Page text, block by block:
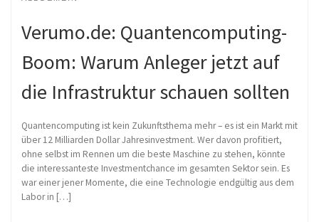
Verumo.de: Quantencomputing-
Boom: Warum Anleger jetzt auf
die Infrastruktur schauen sollten
Quantencomputing ist kein Zukunftsthema mehr – es ist ein Markt mit
über 12 Milliarden Dollar Jahresinvestment. Wer davon profitiert,
ohne selbst im Rennen um die beste Maschine zu stehen, könnte
die interessanteste Investmentchance im gesamten Sektor sein. Es
war einer jener Momente, die eine Technologie endgültig aus dem
Labor in […]